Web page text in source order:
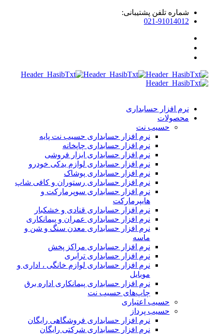
تلفن پشتیبانی:
021-
افزار حسابداری
حسیب نت
نرم افزار حسابداری حسیب نت پایه
نرم افزار حسابداری چاپخانه
نرم افزار حسابداری ابزار فروشی
نرم افزار حسابداری لوازم یدکی خودرو
نرم افزار حسابداری پوشاک
نرم افزار حسابداری رستوران و کافی شاپ
نرم افزار حسابداری سوپرمارکت و
هایپرمارکت
نرم افزار حسابداری قنادی و خشکبار
نرم افزار حسابداری عمران و پیمانکاری
نرم افزار حسابداری معدن سنگ و شن و
نرم افزار حسابداری مراکز پخش
نرم افزار حسابداری ترابری
نرم افزار حسابداری لوازم خانگی ، اداری و
نرم افزار حسابداری پیمانکاری اداره برق
چاپ‌های حسیب نت
حسیب اعتباری
حسیب پرداز
نرم افزار حسابداری فروشگاهی رایگان
نرم افزار حسابداری شرکتی رایگان